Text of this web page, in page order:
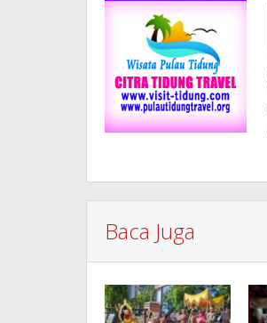
Baca Juga